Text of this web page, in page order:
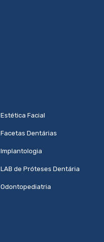
Estética Facial
Facetas Dentárias
Implantologia
LAB de Próteses Dentária
Odontopediatria